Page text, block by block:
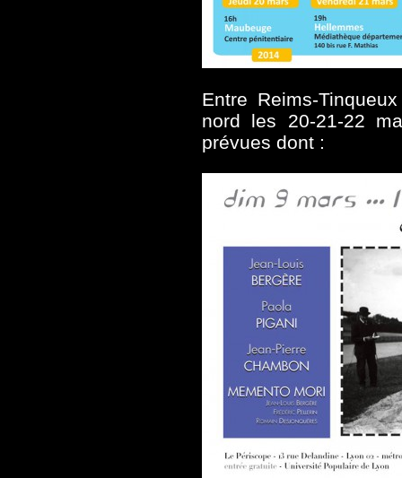
Entre Reims-
nord les 20-21-22
prévues dont :